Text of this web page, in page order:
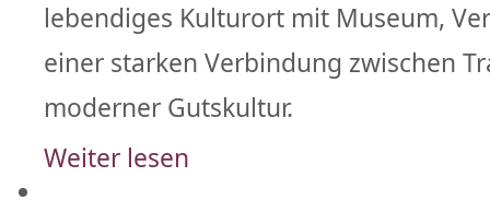
lebendiges Kulturort mit Museum,
einer starken Verbindung zwischen
moderner Gutskultur.
Weiter lesen